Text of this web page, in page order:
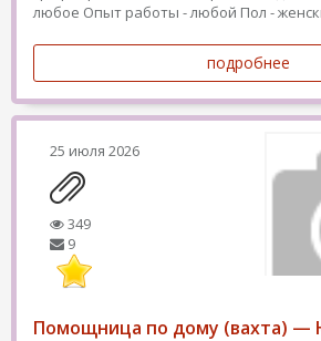
любое Опыт работы - любой Пол -
подробнее
25 июля 2026
349
9
Помощница по дому (вахта) —